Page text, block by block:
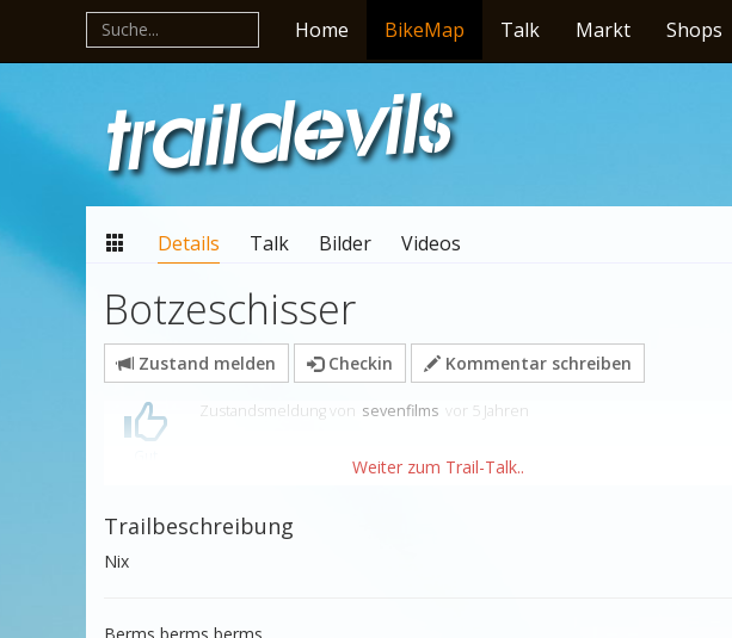
Home BikeMap Talk Markt Shops
Details Talk Bilder Videos
Botzeschisser
Zustand melden Checkin Kommentar schreiben
Zustandsmeldungvon sevenfilms vor 5 Jahren
Trailbeschreibung
Nix